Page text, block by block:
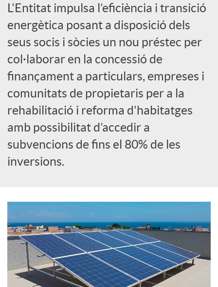
c
i
a
l
s
L'Entitat impulsa l’eficiència i transició
energètica posant a disposició dels
seus socis i sòcies un nou préstec per
col·laborar en la concessió de
finançament a particulars, empreses i
comunitats de propietaris per a la
rehabilitació i reforma d'habitatges
amb possibilitat d’accedir a
subvencions de fins el 80% de les
inversions.